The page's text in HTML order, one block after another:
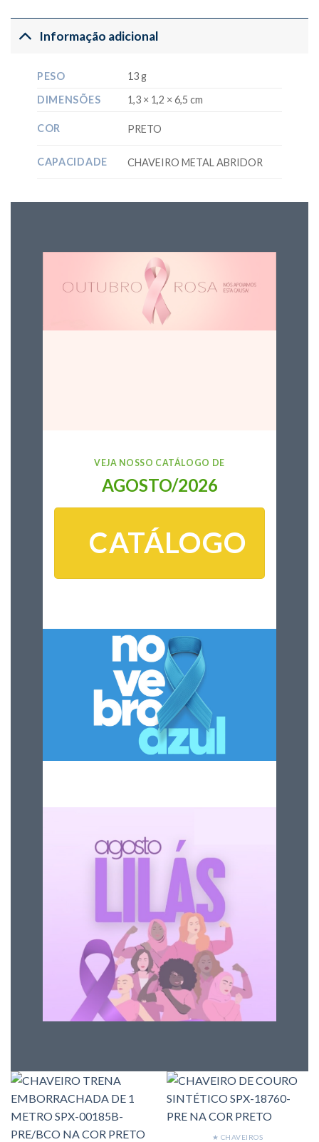
Informação adicional
PESO
13 g
DIMENSÕES
1,3 × 1,2 × 6,5 cm
COR PRETO
CAPACIDADE CHAVEIRO METAL ABRIDOR
VEJA NOSSO CATÁLOGO DE
AGOSTO/2026
CATÁLOGO
★ CHAVEIROS